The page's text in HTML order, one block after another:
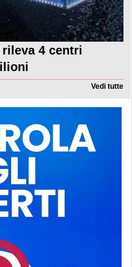
4 centri
Vedi tutte